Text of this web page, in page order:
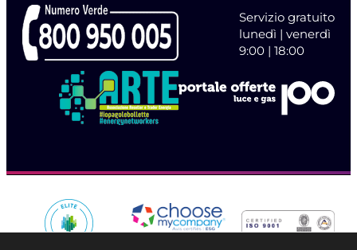
Servizio gratuito
lunedì | venerdì
9:00 | 18:00